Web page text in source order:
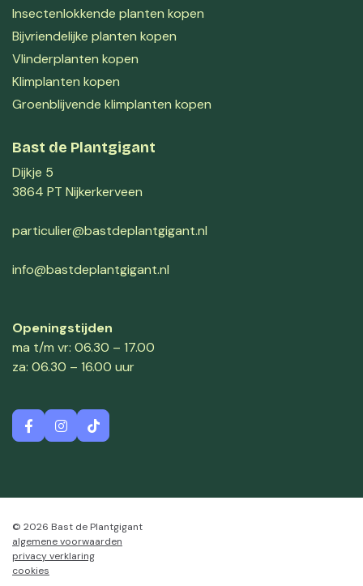
Insectenlokkende planten kopen
Bijvriendelijke planten kopen
Vlinderplanten kopen
Klimplanten kopen
Groenblijvende klimplanten kopen
Bast de Plantgigant
Dijkje 5
3864 PT Nijkerkerveen
particulier@bastdeplantgigant.nl
info@bastdeplantgigant.nl
Openingstijden
ma t/m vr: 06.30 – 17.00
za: 06.30 – 16.00 uur
© 2026 Bast de Plantgigant
algemene voorwaarden
privacy verklaring
cookies